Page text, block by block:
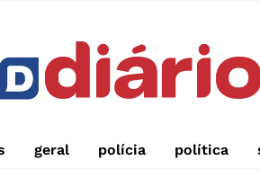
geral polícia política